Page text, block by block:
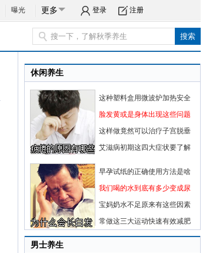
曝光 更多 登录 注册
休闲养生
这种塑料盒用微波炉加热安全
脸发黄或是身体出现这些问题
这样做竟然可以治疗子宫脱垂
艾滋病初期这四大症状要了解
早孕试纸的正确使用方法是啥
我们喝的水到底有多少变成尿
宝妈奶水不足原来有这些因素
常做这三大运动快速有效减肥
男士养生